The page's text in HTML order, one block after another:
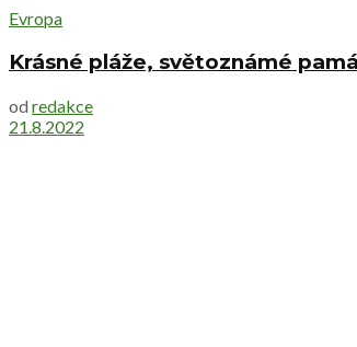
Evropa
Krásné pláže, světoznámé
od redakce
21.8.2022